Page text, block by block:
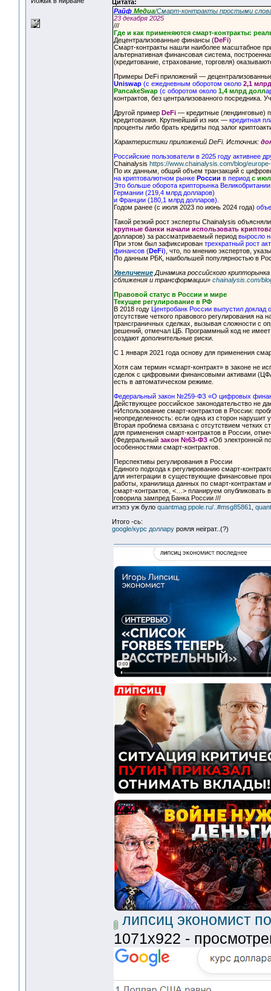
Цитата:
Райф Медиа/Смарт-контракты простыми
23 декабря 2025
///
Где и как применяются смарт-контракты:
Децентрализованные финансы (DeFi)
Смарт-контракты нашли наиболее масштабное
альтернативная финансовая система,
(кредитование, страхование, торговля)
Примеры DeFi приложений —
Uniswap (с ежедневным оборотом около 2,1
PancakeSwap (с оборотом около 1,4 млрд долл
контрактов, без централизованного посредника.
Другой пример DeFi — кредитные (лендинговые)
кредитования. Крупнейший из них — кредитная
проценты либо брать кредиты под залог
Характеристики приложений DeFi. Источник:
Российские пользователи в 2025 году активнее
Chainalysis https://www.chainalysis.com/blog/
По их данным, общий объем транзакций с
на криптовалютном рынке России в период с
Это больше оборота крипторынка
Германии (219,4 млрд долларов)
и Франции (180,1 млрд долларов).
Годом ранее (с июля 2023 по июнь 2024 года)
Такой резкий рост эксперты Chainalysis
крупные банки начали использовать
долларов) за рассматриваемый период выросло
При этом был зафиксирован трехкратный рост
финансов (DeFi) , что, по мнению экспертов,
По данным РБК, наибольшей популярностью в
Увеличение Динамика российского
сближения и трансформации» chainalysis.com/
Правовой статус в России и мире
Текущее регулирование в РФ
В 2018 году
Центробанк России выпустил доклад
отсутствие четкого правового регулирования
трансграничных сделках, вызывая сложности с
решений, отмечал ЦБ. Программный код не
создают дополнительные риски.
С 1 января 2021 года основу для применения
Хотя сам термин «смарт-контракт» в законе не
сделок с цифровыми финансовыми активами
есть в автоматическом режиме.
Федеральный закон №259-ФЗ «О цифровых
Действующее российское законодательство не
«Использование смарт-контрактов в России:
неопределенность: если одна из сторон нарушит
Вторая проблема связана с отсутствием четких
для применения смарт-контрактов в России,
(Федеральный закон №63-ФЗ «Об электронной
особенностями смарт-контрактов.
Перспективы регулирования в России
Единого подхода к регулированию смарт-
для интеграции в существующие финансовые
работы, хранилища данных по смарт-
смарт-контрактов, <…> планируем опубликовать
говорила зампред Банка России ///
итэпэ уж було quantmag.ppole.ru/..#msg85861
Итого -сь:
google/курс доллару рояля неiграт..(?)
липсиц экономист
1071x922 -